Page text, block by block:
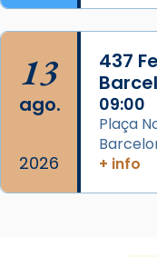
13
ago.
2026
437
09:00
Plaça
+ info